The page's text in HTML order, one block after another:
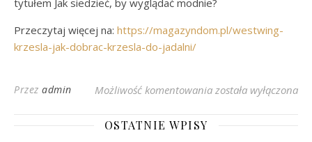
tytułem Jak siedzieć, by wyglądać modnie?
Przeczytaj więcej na: https://magazyndom.pl/westwing-
krzesla-jak-dobrac-krzesla-do-jadalni/
Przez admin Możliwość komentowania Najmodniejsze
została wyłączona
OSTATNIE WPISY